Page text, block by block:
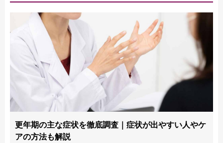
更年期の主な症状を徹底調査｜症状が出やすい人やケ
アの方法も解説